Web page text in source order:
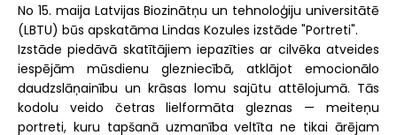
No 15. maija Latvijas Biozinātņu un tehnoloģiju universitātē
(LBTU) būs apskatāma Lindas Kozules izstāde "Portreti".
Izstāde piedāvā skatītājiem iepazīties ar cilvēka atveides
iespējām mūsdienu glezniecībā, atklājot emocionālo
daudzslāņainību un krāsas lomu sajūtu attēlojumā. Tās
kodolu veido četras lielformāta gleznas — meiteņu
portreti, kuru tapšanā uzmanība veltīta ne tikai ārējam